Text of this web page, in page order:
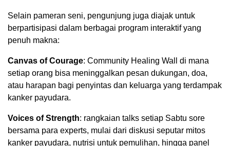
Selain pameran seni, pengunjung juga diajak untuk
berpartisipasi dalam berbagai program interaktif yang
penuh makna:
Canvas of Courage: Community Healing Wall di mana
setiap orang bisa meninggalkan pesan dukungan, doa,
atau harapan bagi penyintas dan keluarga yang terdampak
kanker payudara.
Voices of Strength: rangkaian talks setiap Sabtu sore
bersama para experts, mulai dari diskusi seputar mitos
kanker payudara, nutrisi untuk pemulihan, hingga panel